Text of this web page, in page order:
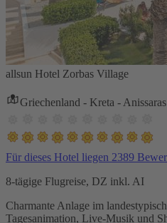
allsun Hotel Zorbas Village
Griechenland - Kreta - Anissaras
Für dieses Hotel liegen 2389
8-tägige Flugreise, DZ inkl. AI
Charmante Anlage im
Tagesanimation, Live-Musik und